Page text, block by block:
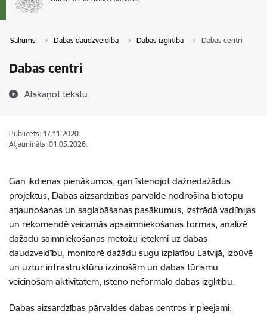
Sākums Dabas daudzveidība Dabas izglītība Dabas centri
Dabas centri
Atskaņot tekstu
Publicēts: 17.11.2020.
Atjaunināts: 01.05.2026.
Gan ikdienas pienākumos, gan īstenojot dažnedažādus
projektus, Dabas aizsardzības pārvalde nodrošina biotopu
atjaunošanas un saglabāšanas pasākumus, izstrādā vadlīnijas
un rekomendē veicamās apsaimniekošanas formas, analizē
dažādu saimniekošanas metožu ietekmi uz dabas
daudzveidību, monitorē dažādu sugu izplatību Latvijā, izbūvē
un uztur infrastruktūru izzinošām un dabas tūrismu
veicinošām aktivitātēm, īsteno neformālo dabas izglītību.
Dabas aizsardzības pārvaldes dabas centros ir pieejami: